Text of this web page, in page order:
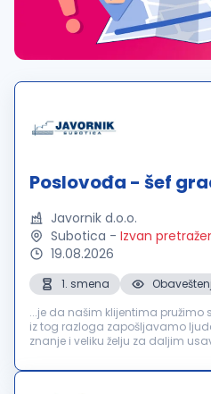
Poslovođa - šef
Javornik d.o.o.
Subotica - Izvan
19.08.2026
1. smena
...je da našim klijentima pružimo
iz tog razloga zapošljavamo
znanje i veliku želju za daljim
Opis posla...